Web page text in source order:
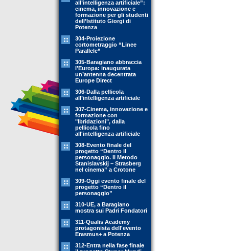
all’intelligenza artificiale”:
cinema, innovazione e
formazione per gli studenti
dell’Istituto Giorgi di
Potenza
304-Proiezione
cortometraggio “Linee
Parallele”
305-Baragiano abbraccia
l’Europa: inaugurata
un’antenna decentrata
Europe Direct
306-Dalla pellicola
all’intelligenza artificiale
307-Cinema, innovazione e
formazione con
"Ibridazioni", dalla
pellicola fino
all'intelligenza artificiale
308-Evento finale del
progetto “Dentro il
personaggio. Il Metodo
Stanislavskij – Strasberg
nel cinema” a Crotone
309-Oggi evento finale del
progetto “Dentro il
personaggio”
310-UE, a Baragiano
mostra sui Padri Fondatori
311-Qualis Academy
protagonista dell'evento
Erasmus+ a Potenza
312-Entra nella fase finale